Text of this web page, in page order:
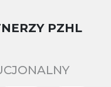
PZHL